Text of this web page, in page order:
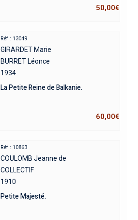
50,00€
Réf : 13049
GIRARDET Marie
BURRET Léonce
1934
La Petite Reine de Balkanie.
60,00€
Réf : 10863
COULOMB Jeanne de
COLLECTIF
1910
Petite Majesté.